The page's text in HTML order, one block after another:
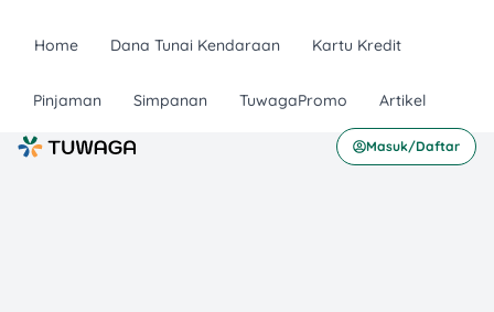
Home Dana Tunai Kendaraan Kartu Kredit
Pinjaman Simpanan TuwagaPromo Artikel
Masuk/Daftar